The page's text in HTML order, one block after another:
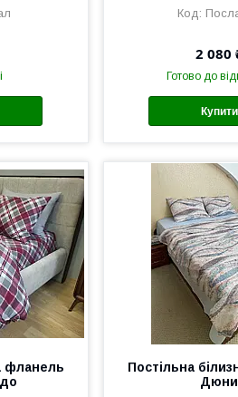
2 080
Готово до
Купити
фланель
Постільна
Дюни